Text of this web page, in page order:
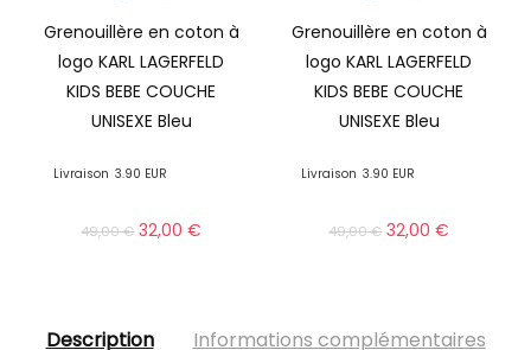
Grenouillère en coton à
logo KARL LAGERFELD
KIDS BEBE COUCHE
UNISEXE Bleu
Livraison 3.90 EUR
49,00€ 32,00€
Grenouillère en coton à
logo KARL LAGERFELD
KIDS BEBE COUCHE
UNISEXE Bleu
Livraison 3.90 EUR
49,00€ 32,00€
Description Informations complémentaires